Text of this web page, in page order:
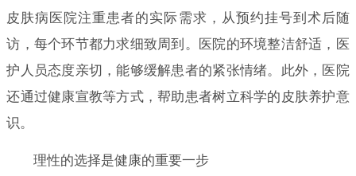
皮肤病医院注重患者的实际需求，从预约挂号到术后随
访，每个环节都力求细致周到。医院的环境整洁舒适，医
护人员态度亲切，能够缓解患者的紧张情绪。此外，医院
还通过健康宣教等方式，帮助患者树立科学的皮肤养护意
识。
理性的选择是健康的重要一步